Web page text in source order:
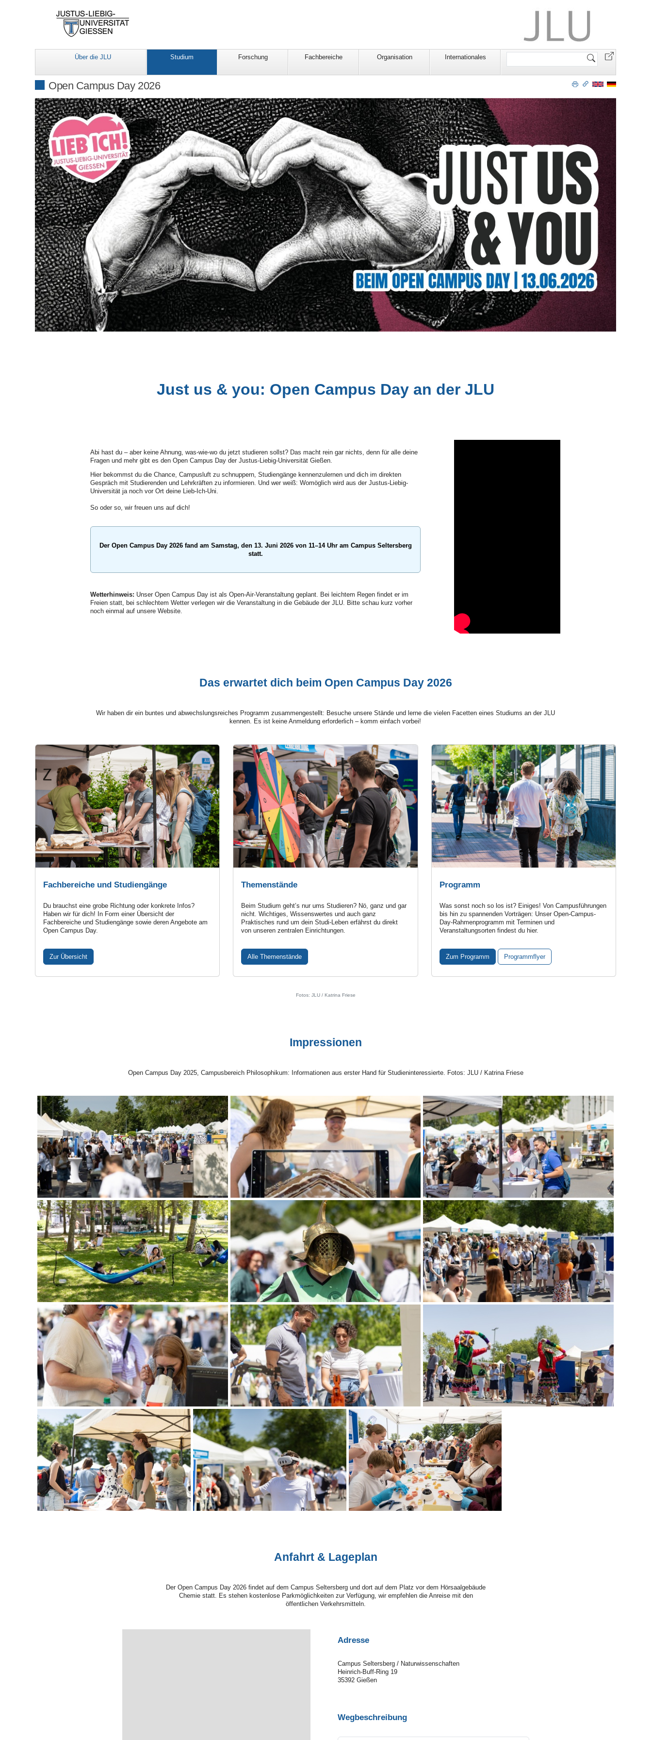
Über die JLU Studium Forschung Fachbereiche Organisation Internationales
Website
Open Campus Day 2026
Just us & you: Open Campus Day an der JLU
Abi hast du – aber keine Ahnung, was-wie-wo du jetzt studieren sollst? Das macht rein gar nichts, denn für alle deine
Fragen und mehr gibt es den Open Campus Day der Justus-Liebig-Universität Gießen.
Hier bekommst du die Chance, Campusluft zu schnuppern, Studiengänge kennenzulernen und dich im direkten
Gespräch mit Studierenden und Lehrkräften zu informieren. Und wer weiß: Womöglich wird aus der Justus-Liebig-
Universität ja noch vor Ort deine Lieb-Ich-Uni.
So oder so, wir freuen uns auf dich!
Der Open Campus Day 2026 fand am Samstag, den 13. Juni 2026 von 11–14 Uhr am Campus Seltersberg
statt.
Wetterhinweis: Unser Open Campus Day ist als Open-Air-Veranstaltung geplant. Bei leichtem Regen findet er im
Freien statt, bei schlechtem Wetter verlegen wir die Veranstaltung in die Gebäude der JLU. Bitte schau kurz vorher
noch einmal auf unsere Website.
Das erwartet dich beim Open Campus Day 2026
Wir haben dir ein buntes und abwechslungsreiches Programm zusammengestellt: Besuche unsere Stände und lerne die vielen Facetten eines Studiums an der JLU
kennen. Es ist keine Anmeldung erforderlich – komm einfach vorbei!
Fachbereiche und Studiengänge
Du brauchst eine grobe Richtung oder kon­krete Infos?
Haben wir für dich! In Form einer Über­sicht der
Fachbereiche und Studiengänge sowie deren Angebote am
Open Campus Day.
Zur Übersicht
Themenstände
Beim Studium geht’s nur ums Studieren? Nö, ganz und gar
nicht. Wichtiges, Wissenswertes und auch ganz
Praktisches rund um dein Studi-Leben erfährst du direkt
von unseren zentralen Einrichtungen.
Alle Themenstände
Programm
Was sonst noch so los ist? Einiges! Von Campus­führungen
bis hin zu spannenden Vorträgen: Unser Open-Campus-
Day-Rahmenprogramm mit Terminen und
Veranstaltungsorten findest du hier.
Zum Programm Programmflyer
Fotos: JLU / Katrina Friese
Impressionen
Open Campus Day 2025, Campusbereich Philosophikum: Informationen aus erster Hand für Studieninteressierte. Fotos: JLU / Katrina Friese
Anfahrt & Lageplan
Der Open Campus Day 2026 findet auf dem Campus Seltersberg und dort auf dem Platz vor dem Hörsaalgebäude
Chemie statt. Es stehen kostenlose Parkmöglichkeiten zur Verfügung, wir empfehlen die Anreise mit den
öffentlichen Verkehrsmitteln.
Adresse
Campus Seltersberg / Naturwissenschaften
Heinrich-Buff-Ring 19
35392 Gießen
Wegbeschreibung